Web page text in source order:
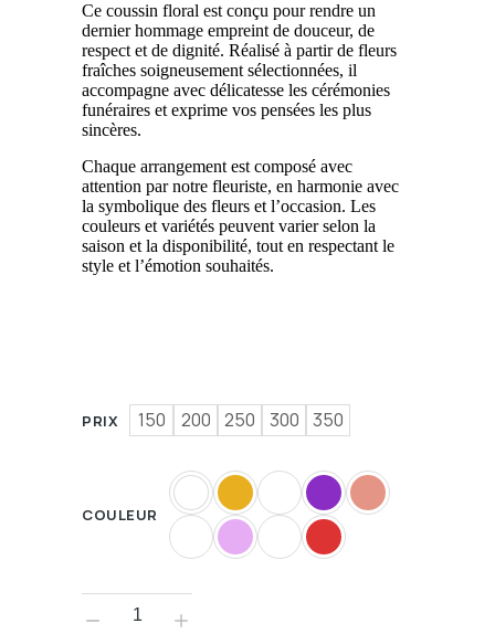
Ce coussin floral est conçu pour rendre un
dernier hommage empreint de douceur, de
respect et de dignité. Réalisé à partir de fleurs
fraîches soigneusement sélectionnées, il
accompagne avec délicatesse les cérémonies
funéraires et exprime vos pensées les plus
sincères.
Chaque arrangement est composé avec
attention par notre fleuriste, en harmonie avec
la symbolique des fleurs et l’occasion. Les
couleurs et variétés peuvent varier selon la
saison et la disponibilité, tout en respectant le
style et l’émotion souhaités.
PRIX 150 200 250 300 350
COULEUR